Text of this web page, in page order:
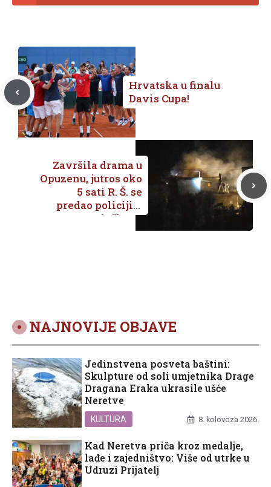
Hrvatska u finalu
Davis Cupa!
Završila drama u
Opuzenu, jutros oko
5 sati R. Š. se
predao policiji –
službeno
priopćenje
NAJNOVIJE OBJAVE
Jedinstvena posveta baštini:
Skulpture od soli umjetnika Drage
Dragana Eraka ukrasile ušće
Neretve
KULTURA 8. kolovoza 2026.
Kad Neretva priča kroz medalje,
lađe i zajedništvo: Više od utrke u
Udruzi Prijatelj